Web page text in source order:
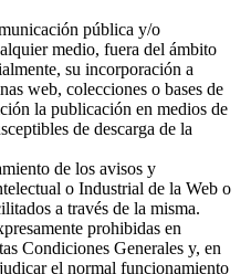
pública y/o
medio, fuera del ámbito
su incorporación a
web, colecciones o bases de
la publicación en medios de
de descarga de la
de los avisos y
o Industrial de la Web o
a través de la misma.
prohibidas en
Condiciones Generales y, en
el normal funcionamiento